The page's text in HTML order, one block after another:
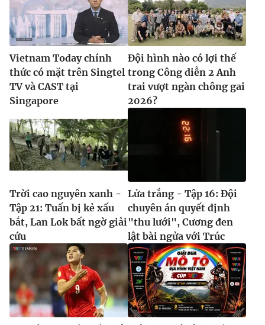
Vietnam Today chính
thức có mặt trên Singtel
TV và CAST tại
Singapore
Đội hình nào có lợi thế
trong Công diễn 2 Anh
trai vượt ngàn chông gai
2026?
Trời cao nguyên xanh -
Tập 21: Tuấn bị kẻ xấu
bắt, Lan Lok bất ngờ giải
cứu
Lửa trắng - Tập 16: Đội
chuyên án quyết định
"thu lưới", Cương đen
lật bài ngửa với Trúc